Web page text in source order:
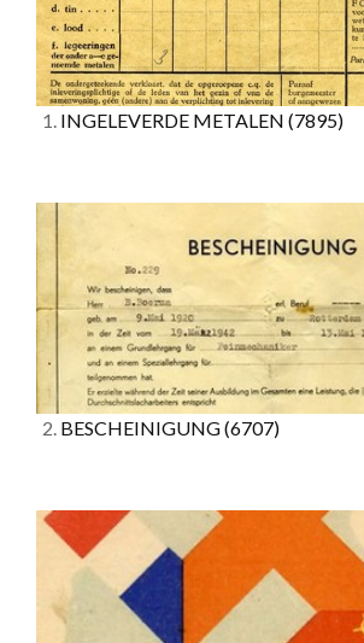
1. INGELEVERDE METALEN (7895)
2. BESCHEINIGUNG(6707)